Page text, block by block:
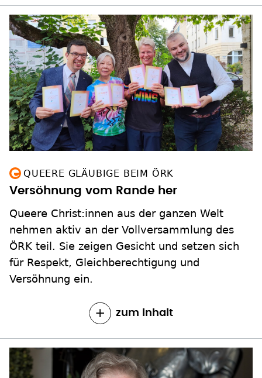
QUEERE GLÄUBIGE BEIM ÖRK
Versöhnung vom Rande her
Queere Christ:innen aus der ganzen Welt
nehmen aktiv an der Vollversammlung des
ÖRK teil. Sie zeigen Gesicht und setzen sich
für Respekt, Gleichberechtigung und
Versöhnung ein.
zum Inhalt